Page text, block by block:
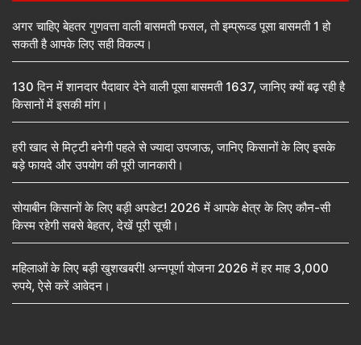
अगर चाहिए बेहतर गुणवत्ता वाली बासमती फसल, तो इम्प्रूव्ड पूसा बासमती 1 हो
सकती है आपके लिए सही विकल्प।
130 दिन में शानदार पैदावार देने वाली पूसा बासमती 1637, जानिए क्यों बढ़ रही है
किसानों में इसकी मांग।
हरी खाद से मिट्टी बनेगी पहले से ज्यादा उपजाऊ, जानिए किसानों के लिए इसके
बड़े फायदे और उपयोग की पूरी जानकारी।
सोयाबीन किसानों के लिए बड़ी अपडेट! 2026 में आपके क्षेत्र के लिए कौन-सी
किस्म रहेगी सबसे बेहतर, देखें पूरी सूची।
महिलाओं के लिए बड़ी खुशखबरी! अन्नपूर्णा योजना 2026 में हर माह 3,000
रुपये, ऐसे करें आवेदन।